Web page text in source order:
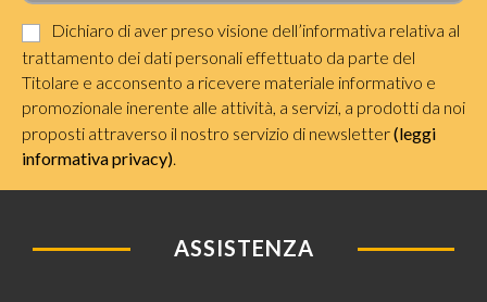
Dichiaro di aver preso visione dell’informativa relativa al
trattamento dei dati personali effettuato da parte del
Titolare e acconsento a ricevere materiale informativo e
promozionale inerente alle attività, a servizi, a prodotti da noi
proposti attraverso il nostro servizio di newsletter(leggi
informativa privacy)
ASSISTENZA